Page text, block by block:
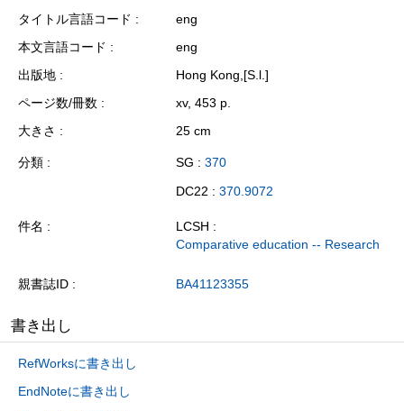
タイトル言語コード
eng
本文言語コード
eng
出版地
Hong Kong,[S.l.]
ページ数/冊数
xv, 453 p.
大きさ
25 cm
分類 SG : 370
DC22 : 370.9072
件名
LCSH :
Comparative education -- Research
親書誌ID BA41123355
書き出し
RefWorksに書き出し
EndNoteに書き出し